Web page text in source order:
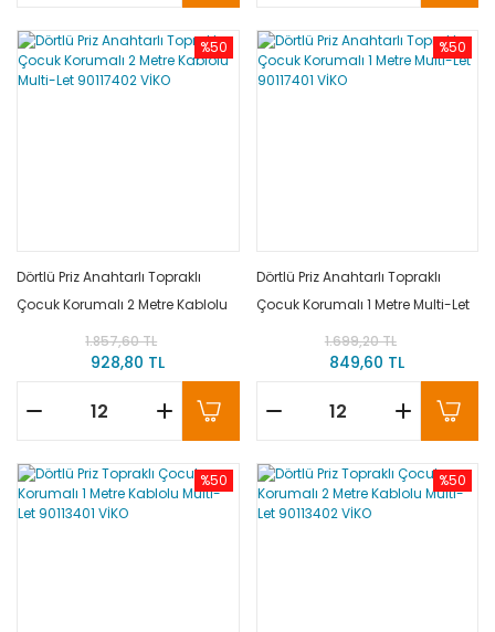
%50
Dörtlü Priz Anahtarlı Topraklı
Çocuk Korumalı 2 Metre Kablolu
Multi-Let 90117402 VİKO
1.857,60 TL
928,80 TL
%50
Dörtlü Priz Anahtarlı Topraklı
Çocuk Korumalı 1 Metre Multi-Let
90117401 VİKO1.699,20 TL
849,60 TL
%50 %50